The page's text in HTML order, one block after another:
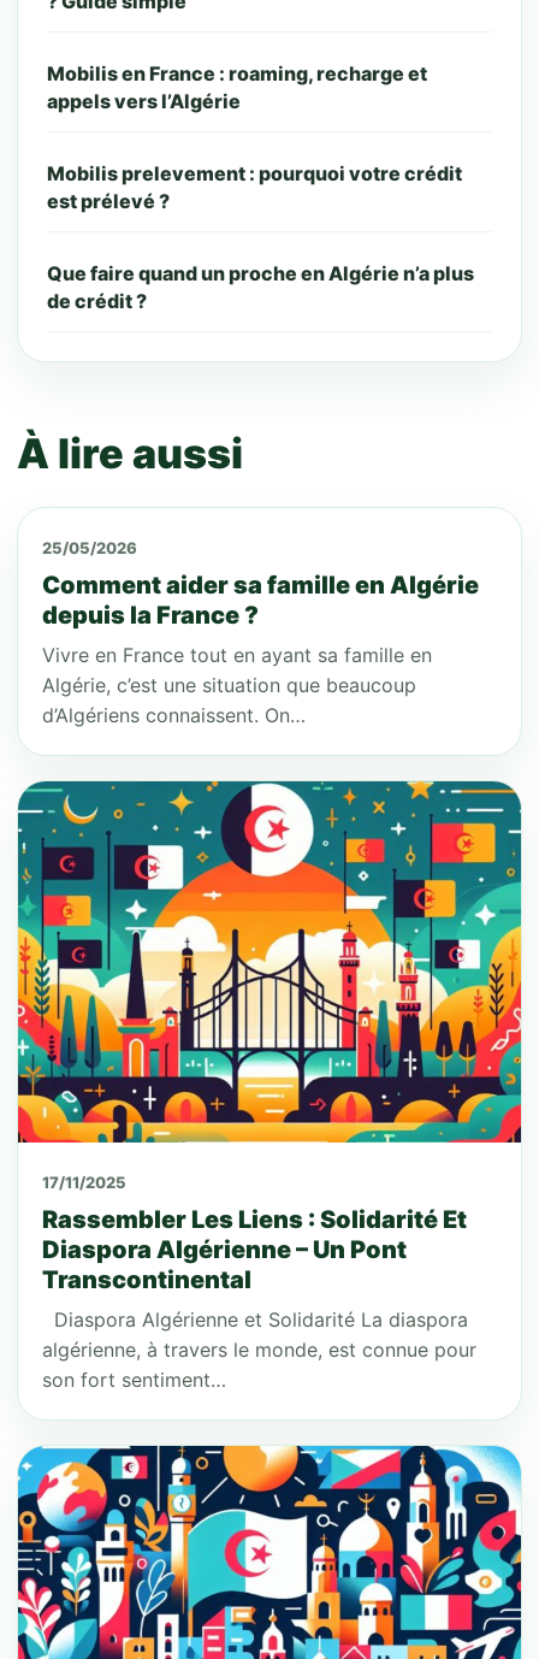
Mobilis en France : roaming, recharge et
appels vers l’Algérie
Mobilis prelevement : pourquoi votre crédit
est prélevé ?
Que faire quand un proche en Algérie n’a plus
de crédit ?
À lire aussi
25/05/2026
Comment aider sa famille en Algérie
depuis la France ?
Vivre en France tout en ayant sa famille en
Algérie, c’est une situation que beaucoup
d’Algériens connaissent. On…
17/11/2025
Rassembler Les Liens : Solidarité Et
Diaspora Algérienne – Un Pont
Transcontinental
Diaspora Algérienne et Solidarité La diaspora
algérienne, à travers le monde, est connue pour
son fort sentiment…